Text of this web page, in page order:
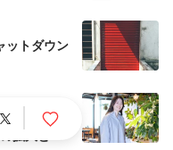
ットダウン
題解決へ
拡大と共